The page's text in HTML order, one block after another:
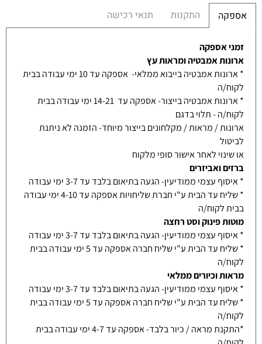
אספקה התקנות תנאי רכישה
זמני אספקה
ארונות אמבטיה ומראות עץ
* ארונות אמבטיה בייבוא ממלאי- אספקה עד 10 ימי עבודה בבית
לקוח/ה
* ארונות אמבטיה בייצור- אספקה עד 14-21 ימי עבודה בבית
לקוח/ה - תלוי בדגם
ארונות / מראות / מקלחונים בייצור מיוחד- הזמנה לא ניתנת
לביטול
או שינוי לאחר אישור סופי מלקוח
ברזים ואביזרים
* איסוף עצמי ממודיעין- הגעה בתיאום בלבד עד 3-7 ימי עבודה
* שליח עד הבית ע"י חברת שליחויות אספקה עד 4-10 ימי עבודה
בבית לקוח/ה
מוטות פינוק וסט רחצה
* איסוף עצמי ממודיעין- הגעה בתיאום בלבד עד 3-7 ימי עבודה
* שליח עד הבית ע"י שליח חברה אספקה עד 5 ימי עבודה בבית
לקוח/ה
מראות וכיורים ממלאי
* איסוף עצמי ממודיעין- הגעה בתיאום בלבד עד 3-7 ימי עבודה
* שליח עד הבית ע"י שליח חברה אספקה עד 5 ימי עבודה בבית
לקוח/ה
*התקנת מראה / כיור בלבד- אספקה עד 4-7 ימי עבודה בבית